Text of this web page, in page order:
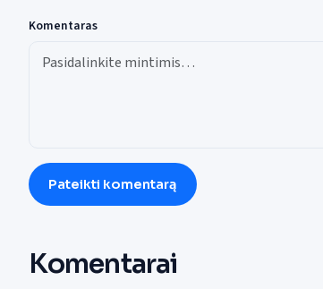
Komentaras
Pateikti komentarą
Komentarai